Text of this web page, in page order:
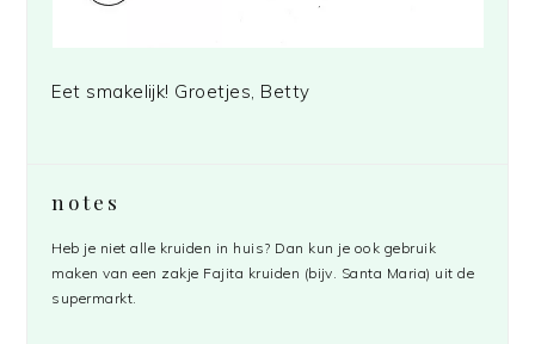
Eet smakelijk! Groetjes, Betty
notes
Heb je niet alle kruiden in huis? Dan kun je ook gebruik
maken van een zakje Fajita kruiden (bijv. Santa Maria) uit de
supermarkt.